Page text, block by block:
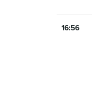
16:56